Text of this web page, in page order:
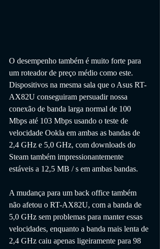
O desempenho também é muito forte para
um roteador de preço médio como este.
Dispositivos na mesma sala que o Asus RT-
AX82U conseguiram persuadir nossa
conexão de banda larga normal de 100
Mbps até 103 Mbps usando o teste de
velocidade Ookla em ambas as bandas de
2,4 GHz e 5,0 GHz, com downloads do
Steam também impressionantemente
estáveis ​​a 12,5 MB / s em ambas bandas.
A mudança para um back office também
não afetou o RT-AX82U, com a banda de
5,0 GHz sem problemas para manter essas
velocidades, enquanto a banda mais lenta de
2,4 GHz caiu apenas ligeiramente para 98